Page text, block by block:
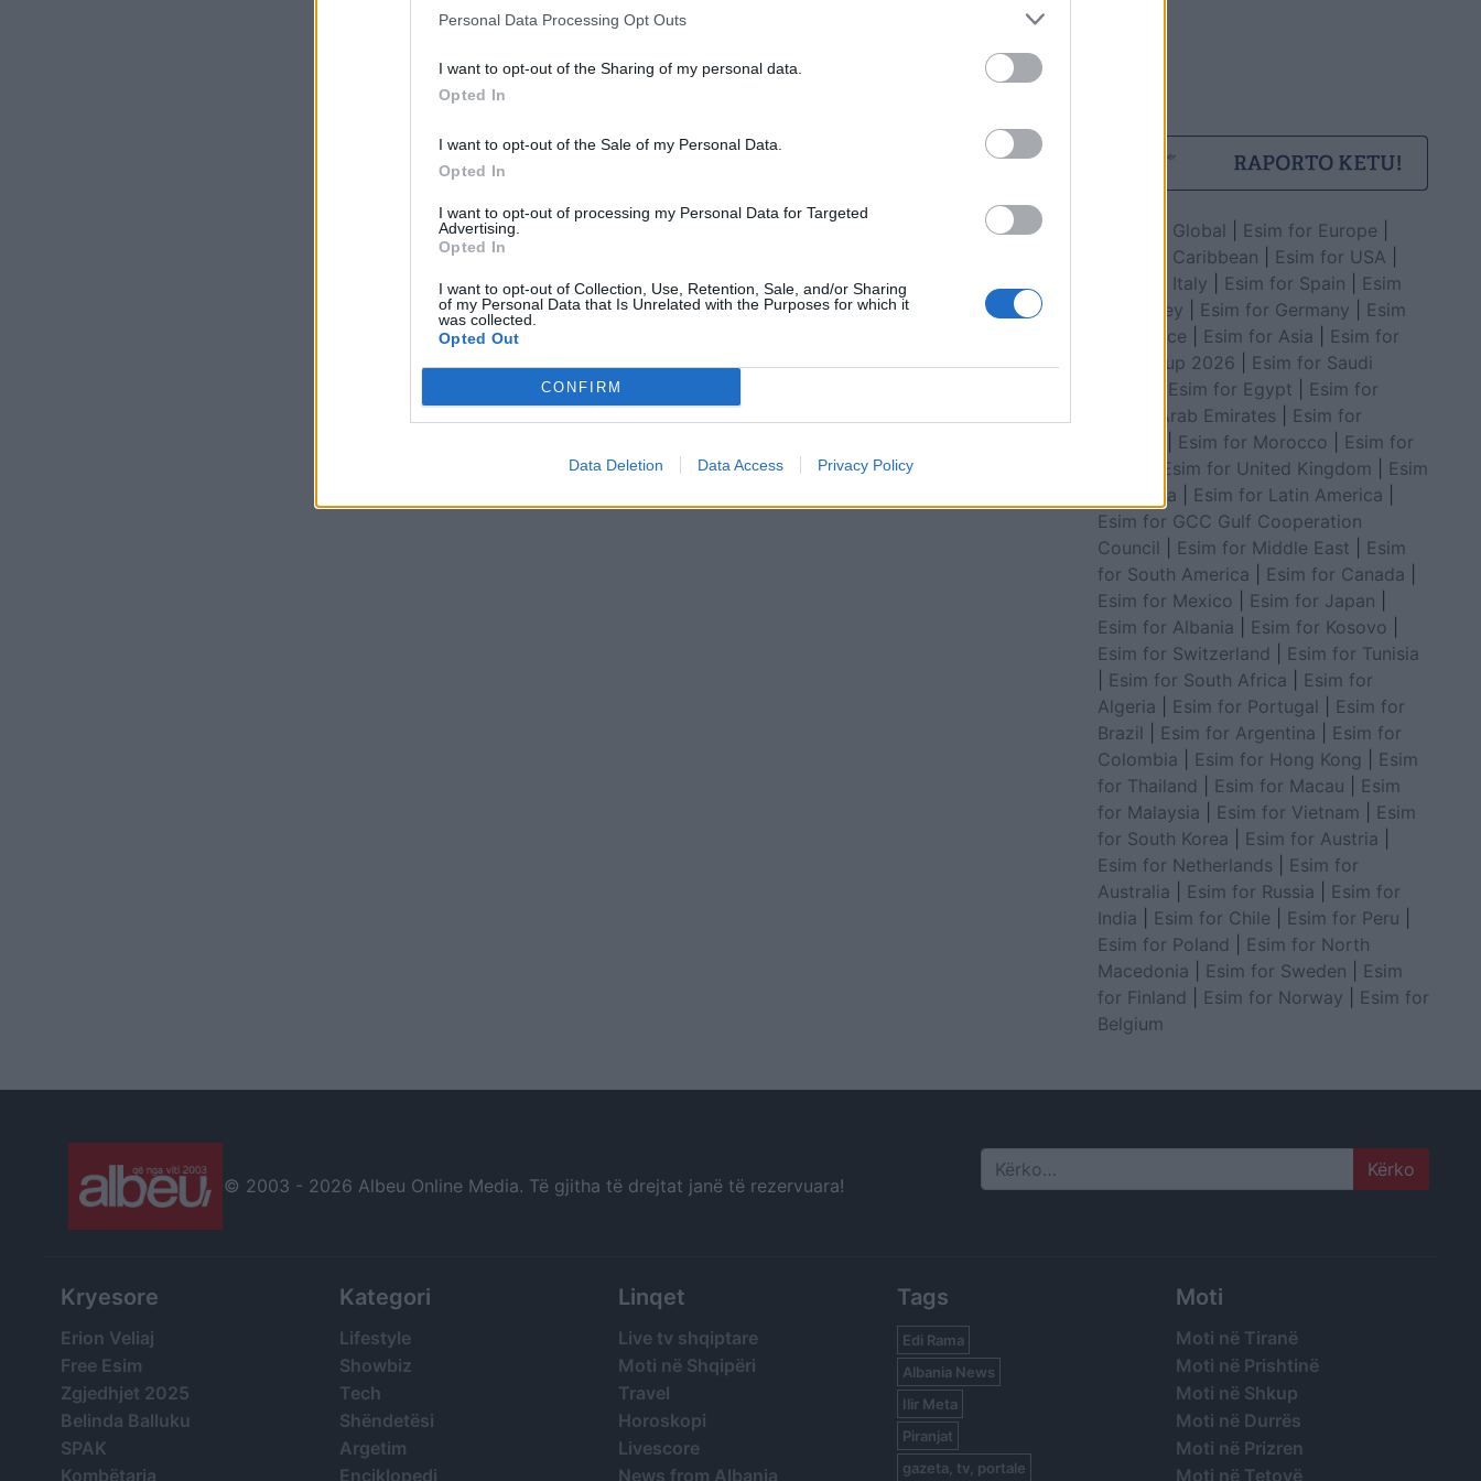
Personal Data Processing Opt Outs
I want to opt-out of the Sharing of my personal data.
Opted In
I want to opt-out of the Sale of my Personal Data.
Opted In
I want to opt-out of processing my Personal Data for Targeted
Advertising.
Opted In
I want to opt-out of Collection, Use, Retention, Sale, and/or Sharing
of my Personal Data that Is Unrelated with the Purposes for which it
was collected.
Opted Out
CONFIRM
Data Deletion Data Access Privacy Policy
Esim for Global Esim for Europe
Esim for Caribbean
Esim for USA
Esim for Italy
Esim for Spain
Esim
for Turkey
Esim for Germany
Esim
for Greece
Esim for Asia
Esim for
World Cup 2026
Esim for Saudi
Esim for Egypt
Esim for
United Arab Emirates
Esim for
Esim for Morocco
Esim for
Esim for United Kingdom
Esim
for Africa
Esim for Latin America
Esim for GCC Gulf Cooperation
Council
Esim for Middle East
Esim
for South America
Esim for Canada
Esim for Mexico
Esim for Japan
Esim for Albania
Esim for Kosovo
Esim for Switzerland
Esim for Tunisia
Esim for South Africa
Esim for
Algeria
Esim for Portugal
Esim for
Brazil
Esim for Argentina
Esim for
Colombia
Esim for Hong Kong
Esim
for Thailand
Esim for Macau
Esim
for Malaysia
Esim for Vietnam
Esim
for South Korea
Esim for Austria
Esim for Netherlands
Esim for
Australia
Esim for Russia
Esim for
India
Esim for Chile Esim for Peru
Esim for Poland
Esim for North
Macedonia
Esim for Sweden
Esim
for Finland
Esim for Norway
Esim for
Belgium
© 2003 - 2026 Albeu Online Media. Të gjitha të drejtat janë të rezervuara! Search
Kryesore
Erion Veliaj
Free Esim
Zgjedhjet 2025
Belinda Balluku
SPAK
Kombëtarja
Kategori
Lifestyle
Showbiz
Tech
Shëndetësi
Argetim
Enciklopedi
Linqet
Live tv shqiptare
Moti në Shqipëri
Travel
Horoskopi
Livescore
News from Albania
Tags
Edi Rama
Albania News
Ilir Meta
Piranjat
gazeta, tv, portale
Moti
Moti në Tiranë
Moti në Prishtinë
Moti në Shkup
Moti në Durrës
Moti në Prizren
Moti në Tetovë